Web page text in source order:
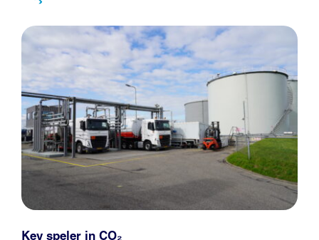
Key speler in CO₂